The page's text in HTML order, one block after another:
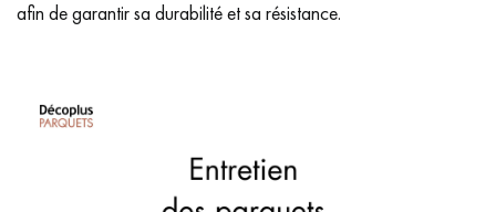
afin de garantir sa durabilité et sa résistance.